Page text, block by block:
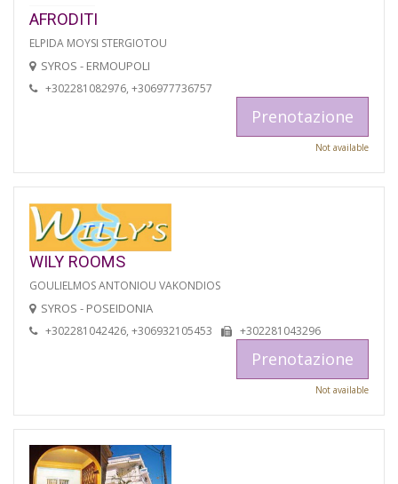
AFRODITI
ELPIDA MOYSI STERGIOTOU
SYROS - ERMOUPOLI
+302281082976, +306977736757
Prenotazione
Not available
WILY ROOMS
GOULIELMOS ANTONIOU VAKONDIOS
SYROS - POSEIDONIA
+302281042426, +306932105453 +302281043296
Prenotazione
Not available